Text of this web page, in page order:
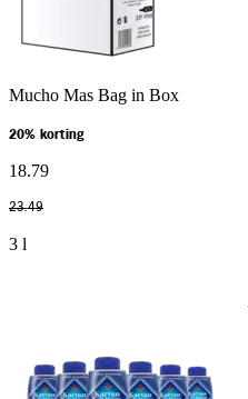
Mucho Mas Bag in Box
20% korting
18.79
23.49
3 l